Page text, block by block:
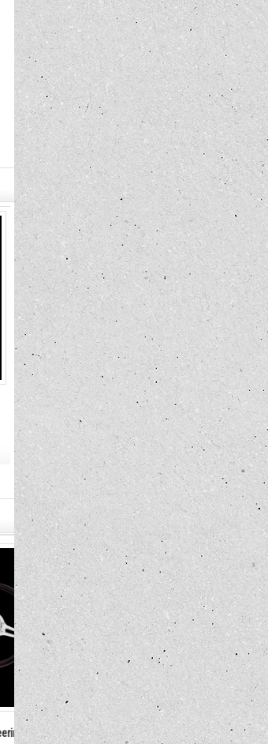
Billet Specialties Steering Wheels
GTX01 35cm
129,800円
(税込)
Billet
Sniper 35cm
129,800円
(税込)
Billet Specialties Steering Wheels
Billet